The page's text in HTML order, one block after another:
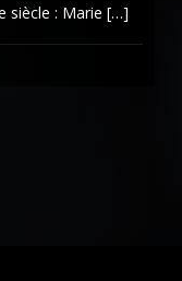
siècle : Marie […]